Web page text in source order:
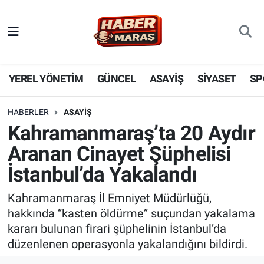
YEREL YÖNETİM GÜNCEL ASAYİŞ SİYASET
HABERLER ASAYİŞ
Kahramanmaraş’ta 20 Aydır
Aranan Cinayet Şüphelisi
İstanbul’da Yakalandı
Kahramanmaraş İl Emniyet Müdürlüğü,
hakkında “kasten öldürme” suçundan yakalama
kararı bulunan firari şüphelinin İstanbul’da
düzenlenen operasyonla yakalandığını bildirdi.
YEREL YÖNETİM
GÜNCEL
BİLİM VE TEKNOLOJİ
KADIN AİLE
SPOR
DÜNYA
EKONOMİ
Nöbetçi Eczaneler
Hava Durumu
Trafik Durumu
Süper Lig Puan Durumu ve Fikstür
Tüm Manşetler
Son Dakika Haberleri
Haber Arşivi